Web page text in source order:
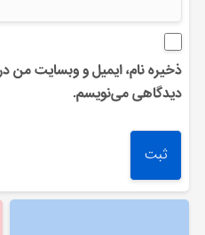
ذخیره نام، ایمیل و وبسایت من در
دیدگاهی می‌نویسم.